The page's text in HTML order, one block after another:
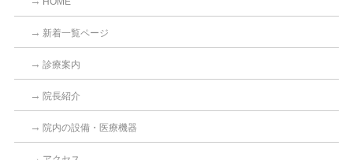
新着一覧ページ
診療案内
院長紹介
院内の設備・医療機器